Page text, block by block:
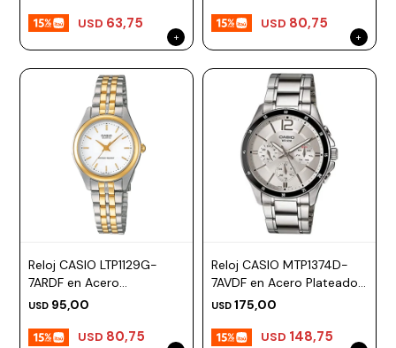
USD 63,75 USD 80,75
Reloj CASIO LTP1129G-
7ARDF en Acero
Combinado Esfera 27mm
USD 95,00
USD 80,75
Reloj CASIO MTP1374D-
7AVDF en Acero Plateado
Esfera 44mm
USD 175,00
USD 148,75